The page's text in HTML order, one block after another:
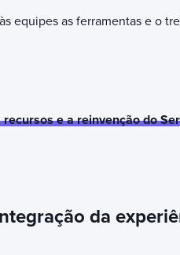
equipes as ferramentas e o
e a reinvenção do
da